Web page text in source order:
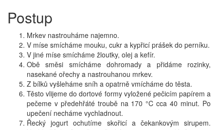
Postup
Mrkev nastrouháme najemno.
V míse smícháme mouku, cukr a kypřicí prášek do perníku.
V jiné míse smícháme žloutky, olej a kefír.
Obě směsi smícháme dohromady a přidáme rozinky,
nasekané ořechy a nastrouhanou mrkev.
Z bílků vyšleháme sníh a opatrně vmícháme do těsta.
Těsto vlijeme do dortové formy vyložené pečicím papírem a
pečeme v předehřáté troubě na 170 °C cca 40 minut. Po
upečení necháme vychladnout.
Řecký jogurt ochutíme skořicí a čekankovým sirupem.